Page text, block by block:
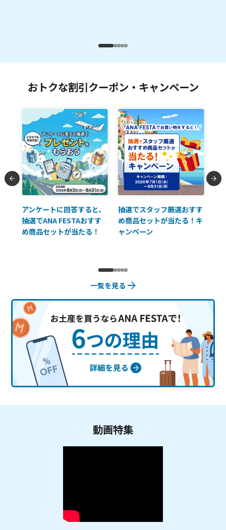
おトクな割引クーポン・キャンペーン
アンケートに回答すると、
抽選でANA FESTAおすす
め商品セットが当たる！
抽選でスタッフ厳選おすす
め商品セットが当たる！キ
ャンペーン
一覧を見る
動画特集